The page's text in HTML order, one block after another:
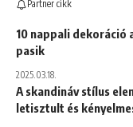
Partner cikk
10 nappali dekoráció
pasik
2025.03.18.
A skandináv stílus
letisztult és